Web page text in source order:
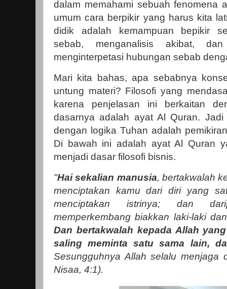
dalam memahami sebuah fenomena
umum cara berpikir yang harus kita
didik adalah kemampuan bepikir
sebab, menganalisis akibat, dan
menginterpetasi hubungan sebab
Mari kita bahas, apa sebabnya
untung materi? Filosofi yang
karena penjelasan ini berkaitan
dasarnya adalah ayat Al Quran.
dengan logika Tuhan adalah
Di bawah ini adalah ayat Al Quran
menjadi dasar filosofi bisnis.
"Hai sekalian manusia, bertakwalah
menciptakan kamu dari diri yang
menciptakan istrinya; dan
memperkembang biakkan laki-laki
Dan bertakwalah kepada Allah
saling meminta satu sama lain,
Sesungguhnya Allah selalu menjaga
Nisaa, 4:1).